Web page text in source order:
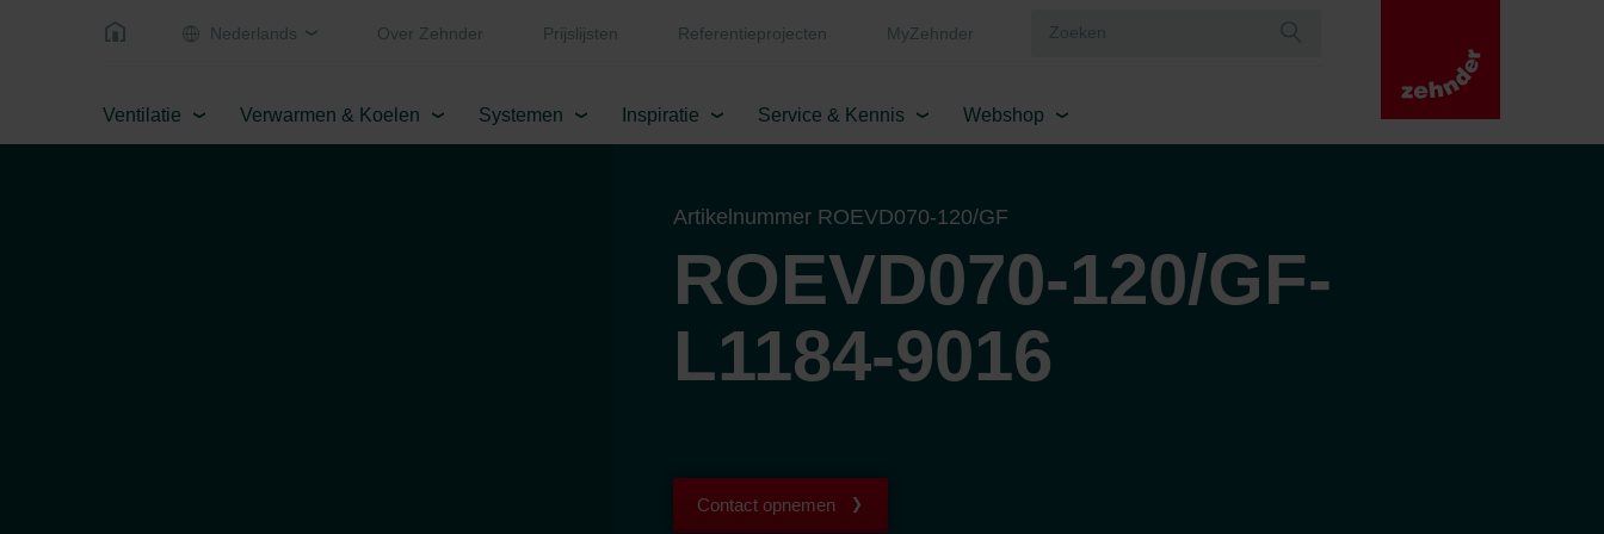
Nederlands Over Zehnder Prijslijsten Referentieprojecten MyZehnder
Ventilatie Verwarmen & Koelen Systemen Inspiratie Service & Kennis Webshop
Artikelnummer ROEVD070-120/GF
ROEVD070-120/GF-
L1184-9016
Contact opnemen